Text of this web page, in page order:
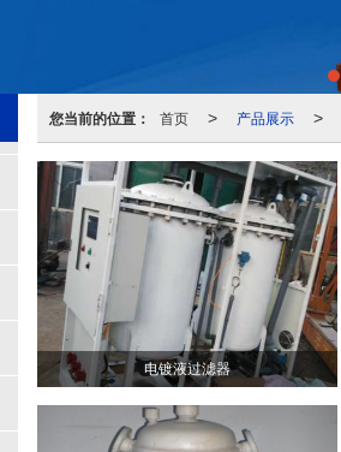
您当前的位置： 首页 > 产品展示 >
电镀液过滤器